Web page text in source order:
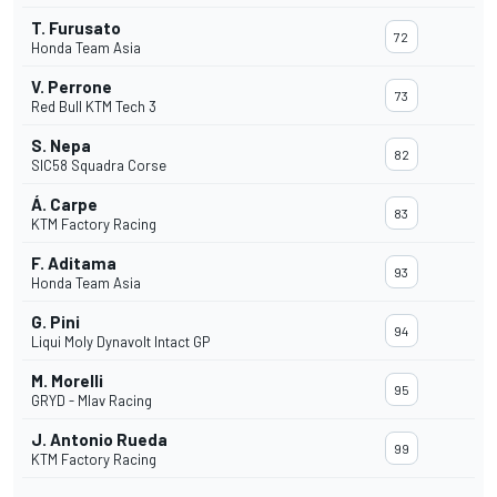
T. Furusato
Honda Team Asia
72
V. Perrone
Red Bull KTM Tech 3
73
S. Nepa
SIC58 Squadra Corse
82
Á. Carpe
KTM Factory Racing
83
F. Aditama
Honda Team Asia
93
G. Pini
Liqui Moly Dynavolt Intact GP
94
M. Morelli
GRYD - Mlav Racing
95
J. Antonio Rueda
KTM Factory Racing
99